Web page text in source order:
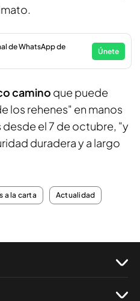
de WhatsApp de
Únete
camino que puede
los rehenes" en manos
desde el 7 de octubre, "y
duradera y a largo
a la carta Actualidad